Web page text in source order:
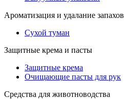
Ароматизация и удалание запахов
Сухой туман
Защитные крема и пасты
Защитные крема
Очищающие пасты для рук
Средства для животноводства